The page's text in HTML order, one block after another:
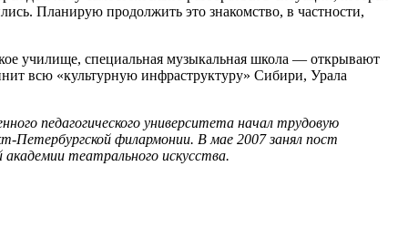
Планирую продолжить это знакомство, в частности,
училище, специальная музыкальная школа — открывают
всю «культурную инфраструктуру» Сибири, Урала
педагогического университета начал трудовую
Петербургской филармонии. В мае 2007 занял пост
театрального искусства.